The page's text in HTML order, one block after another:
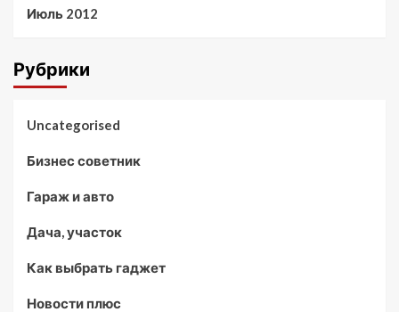
Июль 2012
Рубрики
Uncategorised
Бизнес советник
Гараж и авто
Дача, участок
Как выбрать гаджет
Новости плюс